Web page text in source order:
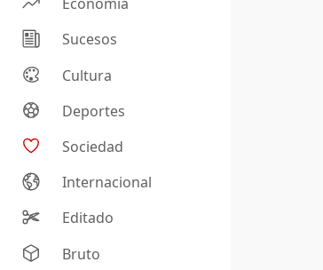
Economía
Sucesos
Cultura
Deportes
Sociedad
Internacional
Editado
Bruto